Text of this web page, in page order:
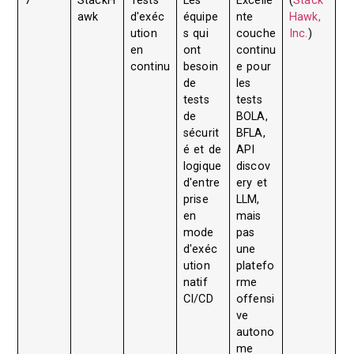
awk
d'exéc
ution
en
continu
équipe
s qui
ont
besoin
de
tests
de
sécurit
é et de
logique
d'entre
prise
en
mode
d'exéc
ution
natif
CI/CD
nte
couche
continu
e pour
les
tests
BOLA,
BFLA,
API
discov
ery et
LLM,
mais
pas
une
platefo
rme
offensi
ve
autono
me
Hawk,
Inc.)